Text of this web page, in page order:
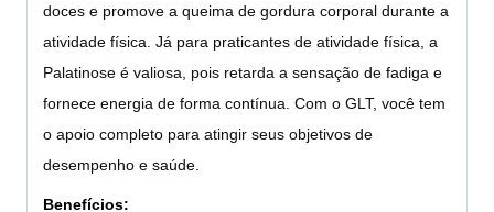
doces e promove a queima de gordura corporal durante a
atividade física. Já para praticantes de atividade física, a
Palatinose é valiosa, pois retarda a sensação de fadiga e
fornece energia de forma contínua. Com o GLT, você tem
o apoio completo para atingir seus objetivos de
desempenho e saúde.
Benefícios: